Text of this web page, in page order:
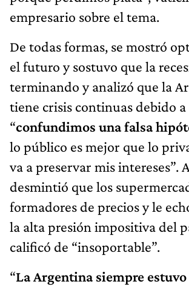
empresario sobre el tema.
De todas formas, se mostró
el futuro y sostuvo que la
terminando y analizó que la
tiene crisis continuas debido a
“confundimos una falsa
lo público es mejor que lo
va a preservar mis intereses”.
desmintió que los
formadores de precios y le
la alta presión impositiva del
calificó de “insoportable”.
“La Argentina siempre estuvo